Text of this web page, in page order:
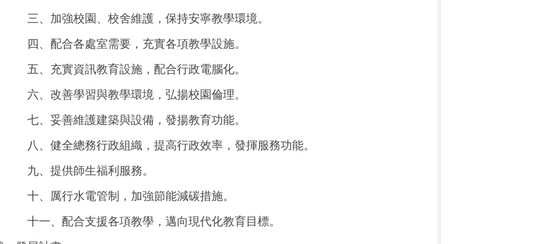
三、加強校園、校舍維護，保持安寧教學環境。
四、配合各處室需要，充實各項教學設施。
五、充實資訊教育設施，配合行政電腦化。
六、改善學習與教學環境，弘揚校園倫理。
七、妥善維護建築與設備，發揚教育功能。
八、健全總務行政組織，提高行政效率，發揮服務功能。
九、提供師生福利服務。
十、厲行水電管制，加強節能減碳措施。
十一、配合支援各項教學，邁向現代化教育目標。